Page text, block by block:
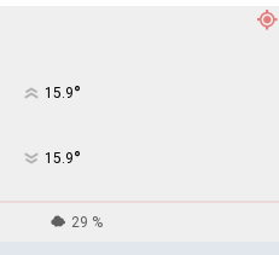
15.9°
15.9°
29 %